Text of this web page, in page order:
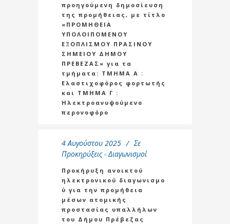
προηγούμενη δημοσίευση
της προμήθειας, με τίτλο
«ΠΡΟΜΗΘΕΙΑ
ΥΠΟΛΟΙΠΟΜΕΝΟΥ
ΕΞΟΠΛΙΣΜΟΥ ΠΡΑΣΙΝΟΥ
ΣΗΜΕΙΟΥ ΔΗΜΟΥ
ΠΡΕΒΕΖΑΣ» για τα
τμήματα: ΤΜΗΜΑ Α :
Ελαστιχοφόρος φορτωτής
και ΤΜΗΜΑ Γ :
Ηλεκτροανυψούμενο
περονοφόρο
4 Αυγούστου 2025
Σε
Προκηρύξεις - Διαγωνισμοί
Προκήρυξη ανοικτού
ηλεκτρονικού διαγωνισμο
ύ για την προμήθεια
μέσων ατομικής
προστασίας υπαλλήλων
του Δήμου Πρέβεζας